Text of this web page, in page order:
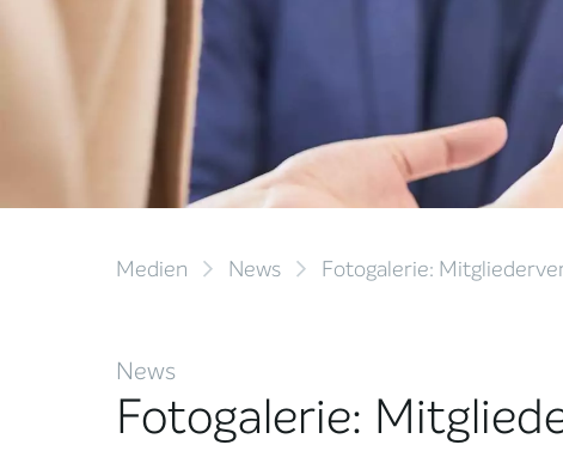
Medien News Fotogalerie:
News
Fotogalerie: